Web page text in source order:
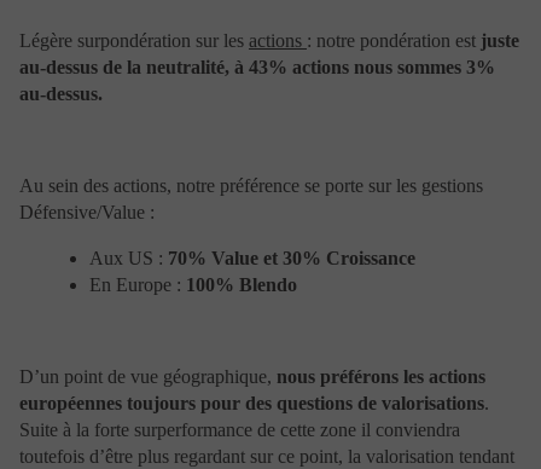
raison de la nationalité des personnes, de leur lieu de
résidence ou pour toute autre raison) la diffusion ou
l’accès à ce site est interdit. Les personnes soumises à
connecter au présent site dans le pays à partir duquel la
connexion est établie.
décrits sur le présent site peut faire l’objet de
certains pays. Aucun des produits ou services présentés
pays qui la concernerait, l’interdit. L’utilisateur est prié
de s’assurer qu’il est juridiquement autorisé à se
connecter au présent site dans le pays à partir duquel la
connexion est établie.
En particulier il est précisé que les OPC n’ont pas été ni
Légère surpondération sur les actions : notre pondération est juste
au-dessus de la neutralité, à 43% actions nous sommes 3%
au-dessus.
Au sein des actions, notre préférence se porte sur les gestions
Défensive/Value :
Aux US : 70% Value et 30% Croissance
En Europe : 100% Blendo
D’un point de vue géographique, nous préférons les actions
européennes toujours pour des questions de valorisations.
Suite à la forte surperformance de cette zone il conviendra
toutefois d’être plus regardant sur ce point, la valorisation tendant